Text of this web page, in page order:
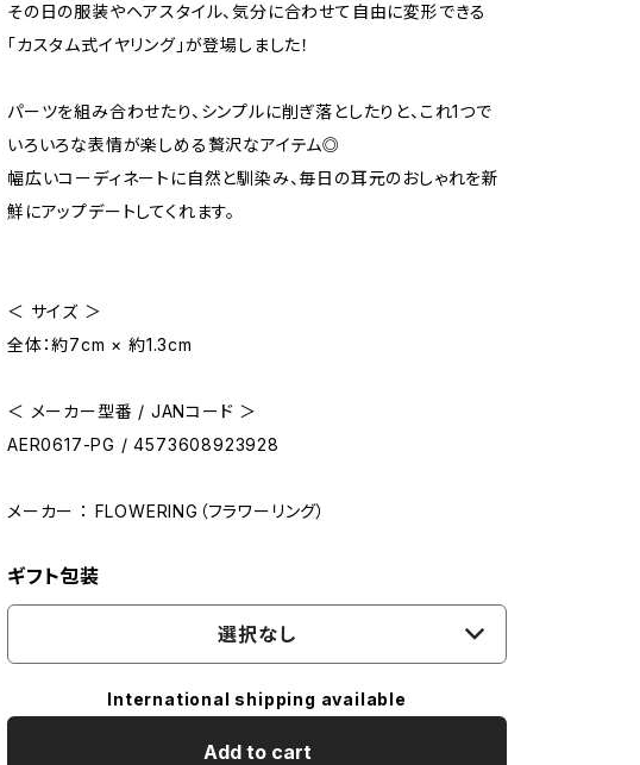
その日の服装やヘアスタイル、気分に合わせて自由に変形できる
「カスタム式イヤリング」が登場しました！
パーツを組み合わせたり、シンプルに削ぎ落としたりと、これ1つで
いろいろな表情が楽しめる贅沢なアイテム◎
幅広いコーディネートに自然と馴染み、毎日の耳元のおしゃれを新
鮮にアップデートしてくれます。
＜ サイズ ＞
全体：約7cm × 約1.3cm
＜ メーカー型番 / JANコード ＞
AER0617-PG / 4573608923928
メーカー ： FLOWERING（フラワーリング）
ギフト包装
選択なし
International shipping available
Add to cart